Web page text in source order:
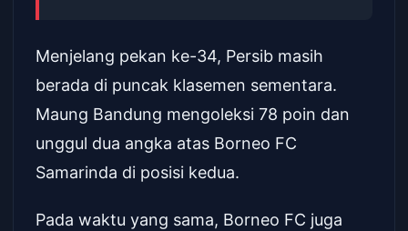
Menjelang pekan ke-34, Persib masih
berada di puncak klasemen sementara.
Maung Bandung mengoleksi 78 poin dan
unggul dua angka atas Borneo FC
Samarinda di posisi kedua.
Pada waktu yang sama, Borneo FC juga